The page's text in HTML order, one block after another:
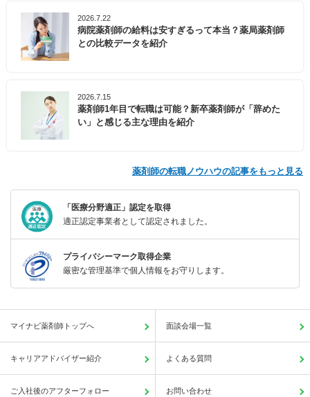
2026.7.22
病院薬剤師の給料は安すぎるって本当？薬局薬剤師
との比較データを紹介
2026.7.15
薬剤師1年目で転職は可能？新卒薬剤師が「辞めた
い」と感じる主な理由を紹介
薬剤師の転職ノウハウの記事をもっと見る
「医療分野適正」認定を取得
適正認定事業者として認定されました。
プライバシーマーク取得企業
厳密な管理基準で個人情報をお守りします。
マイナビ薬剤師トップへ 面談会場一覧
キャリアアドバイザー紹介 よくある質問
ご入社後のアフターフォロー お問い合わせ